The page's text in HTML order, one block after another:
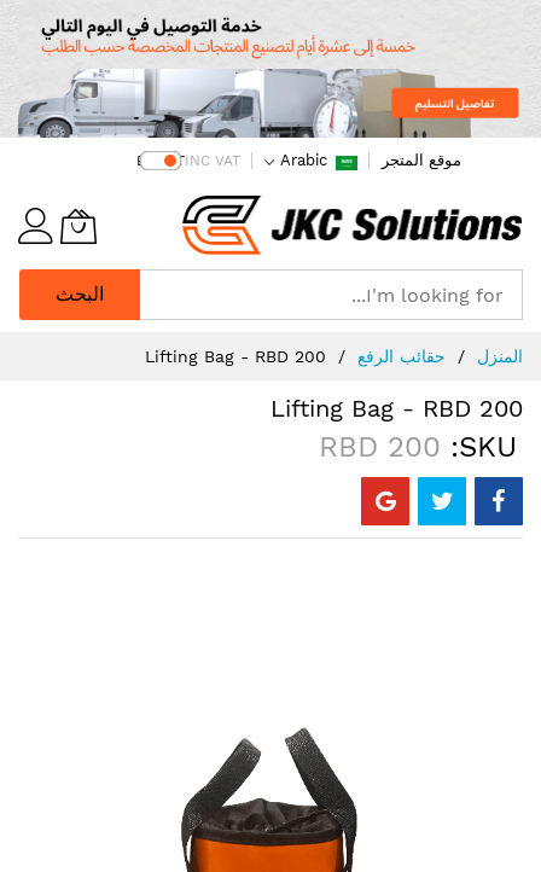
موقع المتجر Arabic
INC VAT
EX VAT
البحث
Skip
Content
المنزل حقائب الرفع Lifting Bag - RBD 200
Lifting Bag - RBD 200
SKU
RBD 200